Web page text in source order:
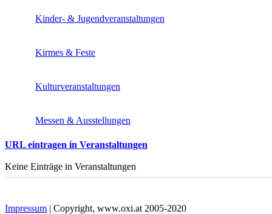
Kinder- & Jugendveranstaltungen
Kirmes & Feste
Kulturveranstaltungen
Messen & Ausstellungen
URL eintragen in Veranstaltungen
Keine Einträge in Veranstaltungen
Impressum | Copyright, www.oxi.at 2005-2020